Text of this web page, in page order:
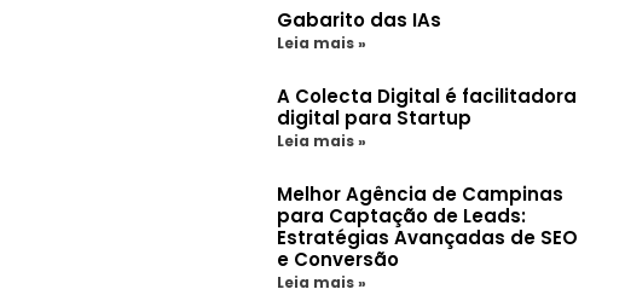
Gabarito das IAs
Leia mais »
A Colecta Digital é facilitadora
digital para Startup
Leia mais »
Melhor Agência de Campinas
para Captação de Leads:
Estratégias Avançadas de SEO
e Conversão
Leia mais »